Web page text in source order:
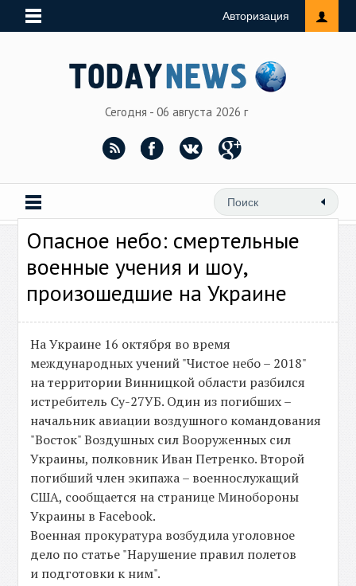
Авторизация
Сегодня - 06 августа 2026 г
Опасное небо: смертельные
военные учения и шоу,
произошедшие на Украине
На Украине 16 октября во время
международных учений "Чистое небо – 2018"
на территории Винницкой области разбился
истребитель Су-27УБ. Один из погибших –
начальник авиации воздушного командования
"Восток" Воздушных сил Вооруженных сил
Украины, полковник Иван Петренко. Второй
погибший член экипажа – военнослужащий
США, сообщается на странице Минобороны
Украины в Facebook.
Военная прокуратура возбудила уголовное
дело по статье "Нарушение правил полетов
и подготовки к ним".